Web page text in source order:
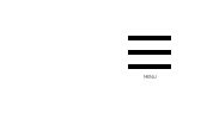
MENU